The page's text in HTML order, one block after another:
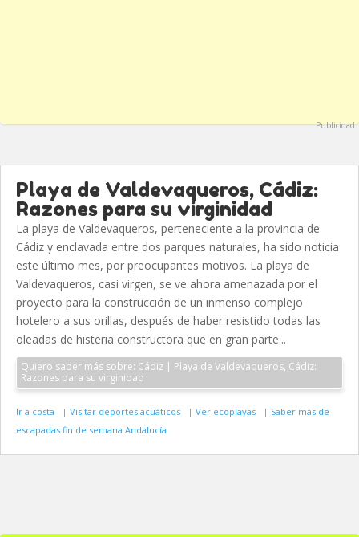
Publicidad
Playa de Valdevaqueros, Cádiz:
Razones para su virginidad
La playa de Valdevaqueros, perteneciente a la provincia de
Cádiz y enclavada entre dos parques naturales, ha sido noticia
este último mes, por preocupantes motivos. La playa de
Valdevaqueros, casi virgen, se ve ahora amenazada por el
proyecto para la construcción de un inmenso complejo
hotelero a sus orillas, después de haber resistido todas las
oleadas de histeria constructora que en gran parte...
Quiero saber más sobre: Cádiz | Playa de Valdevaqueros, Cádiz:
Razones para su virginidad
Ir a costa | Visitar deportes acuáticos | Ver ecoplayas | Saber más de
escapadas fin de semana Andalucía